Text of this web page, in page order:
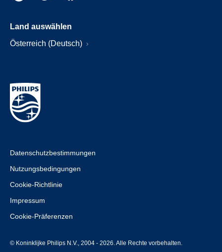
Land auswählen
Österreich (Deutsch)
Datenschutzbestimmungen
Nutzungsbedingungen
Cookie-Richtlinie
Impressum
Cookie-Präferenzen
© Koninklijke Philips N.V., 2004 - 2026. Alle Rechte vorbehalten.